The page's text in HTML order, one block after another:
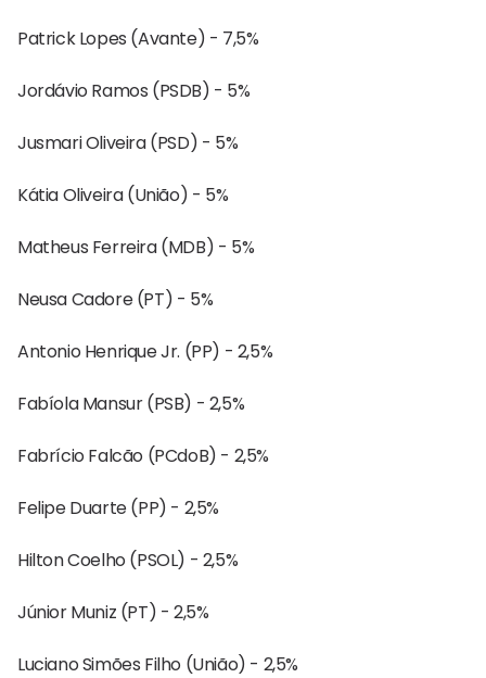
Patrick Lopes (Avante) - 7,5%
Jordávio Ramos (PSDB) - 5%
Jusmari Oliveira (PSD) - 5%
Kátia Oliveira (União) - 5%
Matheus Ferreira (MDB) - 5%
Neusa Cadore (PT) - 5%
Antonio Henrique Jr. (PP) - 2,5%
Fabíola Mansur (PSB) - 2,5%
Fabrício Falcão (PCdoB) - 2,5%
Felipe Duarte (PP) - 2,5%
Hilton Coelho (PSOL) - 2,5%
Júnior Muniz (PT) - 2,5%
Luciano Simões Filho (União) - 2,5%